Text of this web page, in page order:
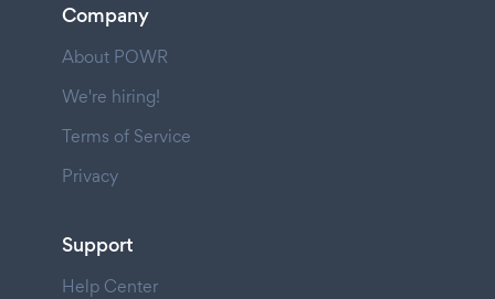
Company
About POWR
We're hiring!
Terms of Service
Privacy
Support
Help Center